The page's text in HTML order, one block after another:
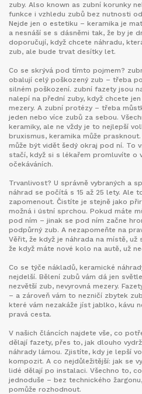
zuby. Also known as zubní korunky
funkce i vzhledu zubů bez nutnosti
Nejde jen o estetiku – keramika je
a nesnáší se s dásněmi tak, že by je
doporučují, když chcete náhradu,
zub, ale bude trvat desítky let.
Co se skrývá pod tímto pojmem?
obalují celý poškozený zub – třeba
silném poškození. zubní fazety jsou
nalepí na přední zuby, když chcete
mezery. A zubní protézy – třeba
jeden nebo více zubů za sebou.
keramiky, ale ne vždy je to nejlepší
bruxismus, keramika může
může být vidět šedý okraj pod ní. To
stačí, když si s lékařem promluvíte o
očekáváních.
Trvanlivost? U správně vybraných a
náhrad se počítá s 15 až 25 lety. Ale
zapomenout. Čistíte je stejně jako
možná i ústní sprchou. Pokud máte
pod ním – jinak se pod ním začne
podpůrný zub. A nezapomeňte na
Věřit, že když je náhrada na místě,
že když máte nové kolo na autě, už
Co se týče nákladů, keramické
nejdelší. Bělení zubů vám dá jen
nezvětší zub, nevyrovná mezery.
– a zároveň vám to nezničí zbytek
které vám nezakáže jíst jablko, kávu
pravá cesta.
V našich článcích najdete vše, co
dělají fazety, přes to, jak dlouho
náhrady lámou. Zjistíte, kdy je lepší
kompozit. A co nejdůležitější: jak se
lidé dělají po instalaci. Všechno to,
jednoduše – bez technického
pomůže rozhodnout.